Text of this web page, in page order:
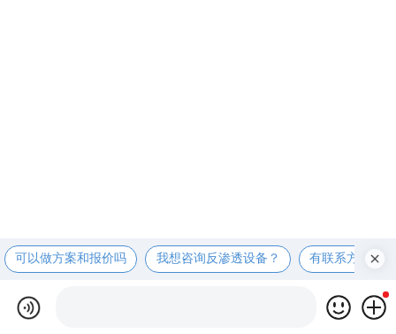
可以做方案和报价吗 我想咨询反渗透设备？ 有联系方式吗？